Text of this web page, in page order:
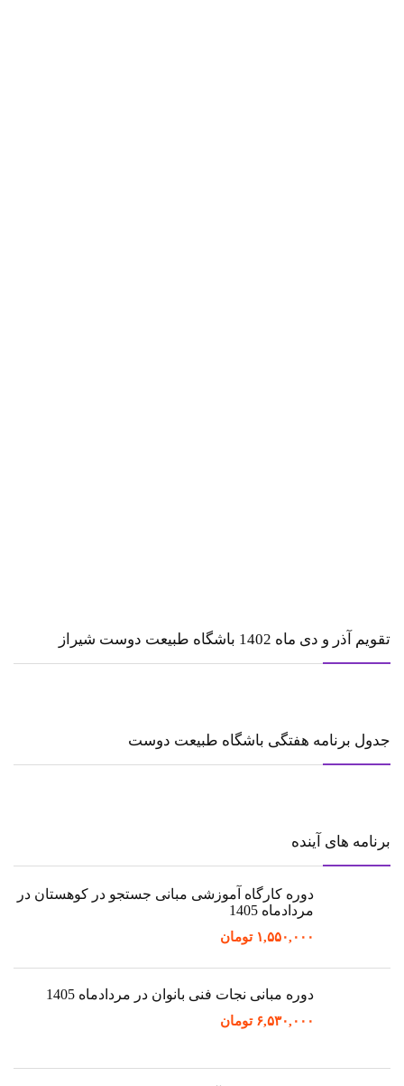
تقویم آذر و دی ماه 1402 باشگاه طبیعت دوست شیراز
جدول برنامه هفتگی باشگاه طبیعت دوست
برنامه های آینده
دوره کارگاه آموزشی مبانی جستجو در کوهستان در
مردادماه 1405
۱,۵۵۰,۰۰۰ تومان
دوره مبانی نجات فنی بانوان در مردادماه 1405
۶,۵۳۰,۰۰۰ تومان